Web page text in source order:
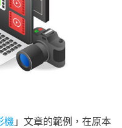
機 」文章的範例，在原本